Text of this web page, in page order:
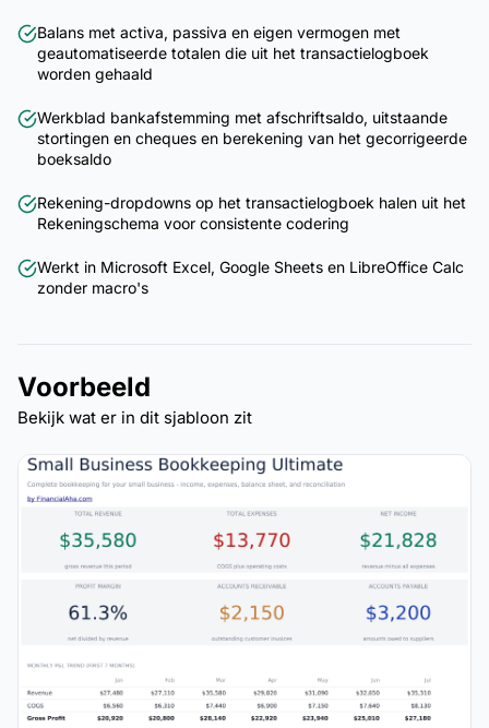
Balans met activa, passiva en eigen vermogen met
geautomatiseerde totalen die uit het transactielogboek
worden gehaald
Werkblad bankafstemming met afschriftsaldo, uitstaande
stortingen en cheques en berekening van het gecorrigeerde
boeksaldo
Rekening-dropdowns op het transactielogboek halen uit het
Rekeningschema voor consistente codering
Werkt in Microsoft Excel, Google Sheets en LibreOffice Calc
zonder macro's
Voorbeeld
Bekijk wat er in dit sjabloon zit